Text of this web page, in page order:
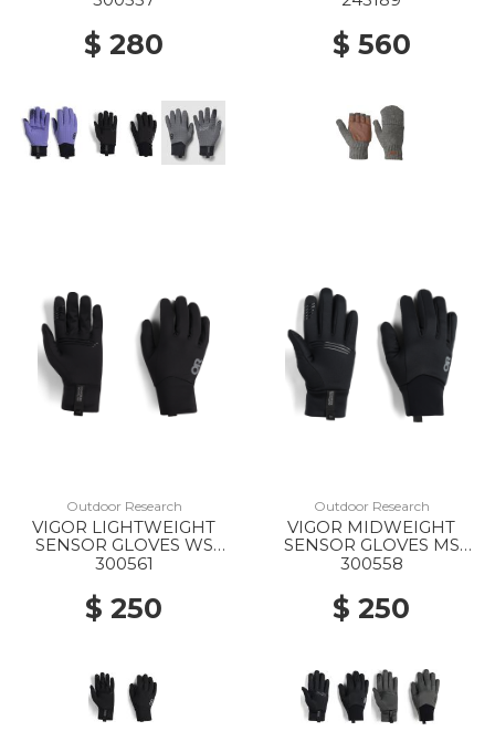
$ 280 $ 560
Outdoor Research
VIGOR LIGHTWEIGHT
SENSOR GLOVES WS
0001 BLACK
300561
$ 250
Outdoor Research
VIGOR MIDWEIGHT
SENSOR GLOVES MS
0001 BLACK
300558
$ 250